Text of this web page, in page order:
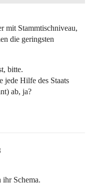
mit Stammtischniveau,
die geringsten
bitte.
jede Hilfe des Staats
ab, ja?
ihr Schema.